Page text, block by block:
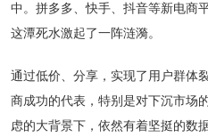
中。拼多多、快手、抖音等新电商
这潭死水激起了一阵涟漪。
通过低价、分享，实现了用户群体
商成功的代表，特别是对下沉市场
虑的大背景下，依然有着坚挺的数